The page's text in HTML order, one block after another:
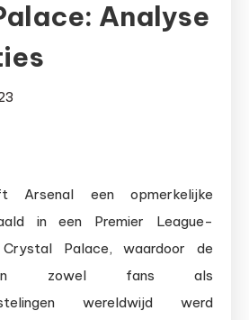
Analyse
Arsenal een opmerkelijke
in een Premier League-
Palace, waardoor de
zowel fans als
wereldwijd werd